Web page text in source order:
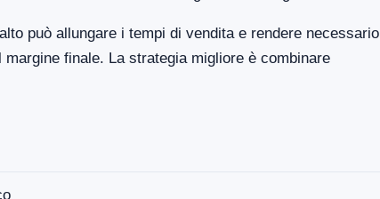
può allungare i tempi di vendita e rendere necessario
finale. La strategia migliore è combinare